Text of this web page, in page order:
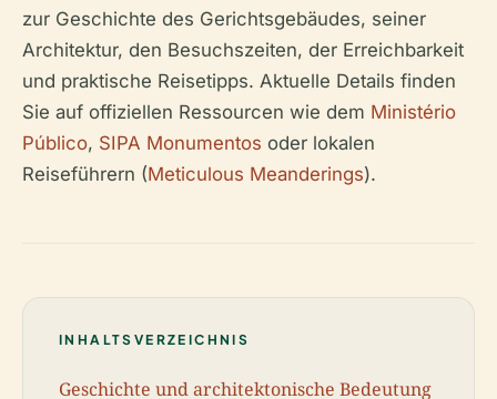
zur Geschichte des Gerichtsgebäudes, seiner
Architektur, den Besuchszeiten, der Erreichbarkeit
und praktische Reisetipps. Aktuelle Details finden
Sie auf offiziellen Ressourcen wie dem Ministério
Público, SIPA Monumentos oder lokalen
Reiseführern (Meticulous Meanderings).
INHALTSVERZEICHNIS
Geschichte und architektonische Bedeutung